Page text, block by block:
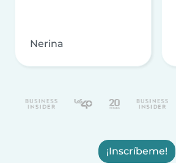
Nerina
¡Inscríbeme!